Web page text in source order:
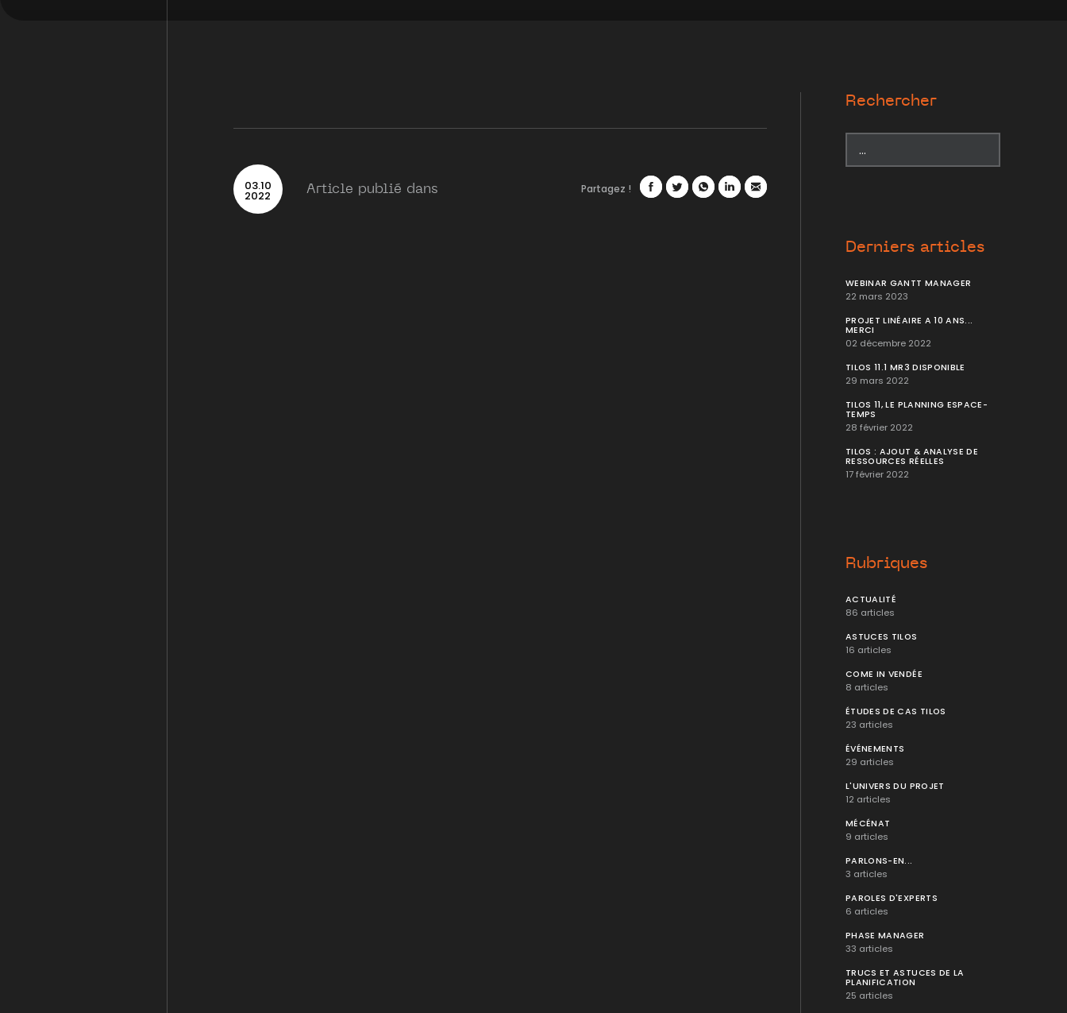
03.10
2022 Article publié dans Partagez !
Rechercher
Derniers articles
WEBINAR GANTT MANAGER
22 mars 2023
PROJET LINÉAIRE A 10 ANS...
MERCI
02 décembre 2022
TILOS 11.1 MR3 DISPONIBLE
29 mars 2022
TILOS 11, LE PLANNING ESPACE-
TEMPS
28 février 2022
TILOS : AJOUT & ANALYSE DE
RESSOURCES RÉELLES
17 février 2022
Rubriques
ACTUALITÉ
86 articles
ASTUCES TILOS
16 articles
COME IN VENDÉE
8 articles
ÉTUDES DE CAS TILOS
23 articles
ÉVÉNEMENTS
29 articles
L'UNIVERS DU PROJET
12 articles
MÉCÉNAT
9 articles
PARLONS-EN...
3 articles
PAROLES D'EXPERTS
6 articles
PHASE MANAGER
33 articles
TRUCS ET ASTUCES DE LA
PLANIFICATION
25 articles